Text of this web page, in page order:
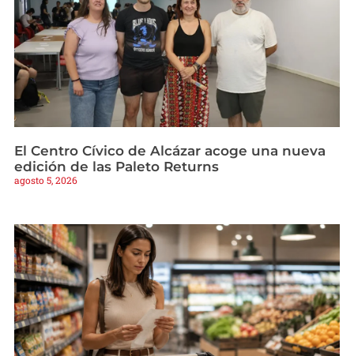
El Centro Cívico de Alcázar acoge una nueva
edición de las Paleto Returns
agosto 5, 2026